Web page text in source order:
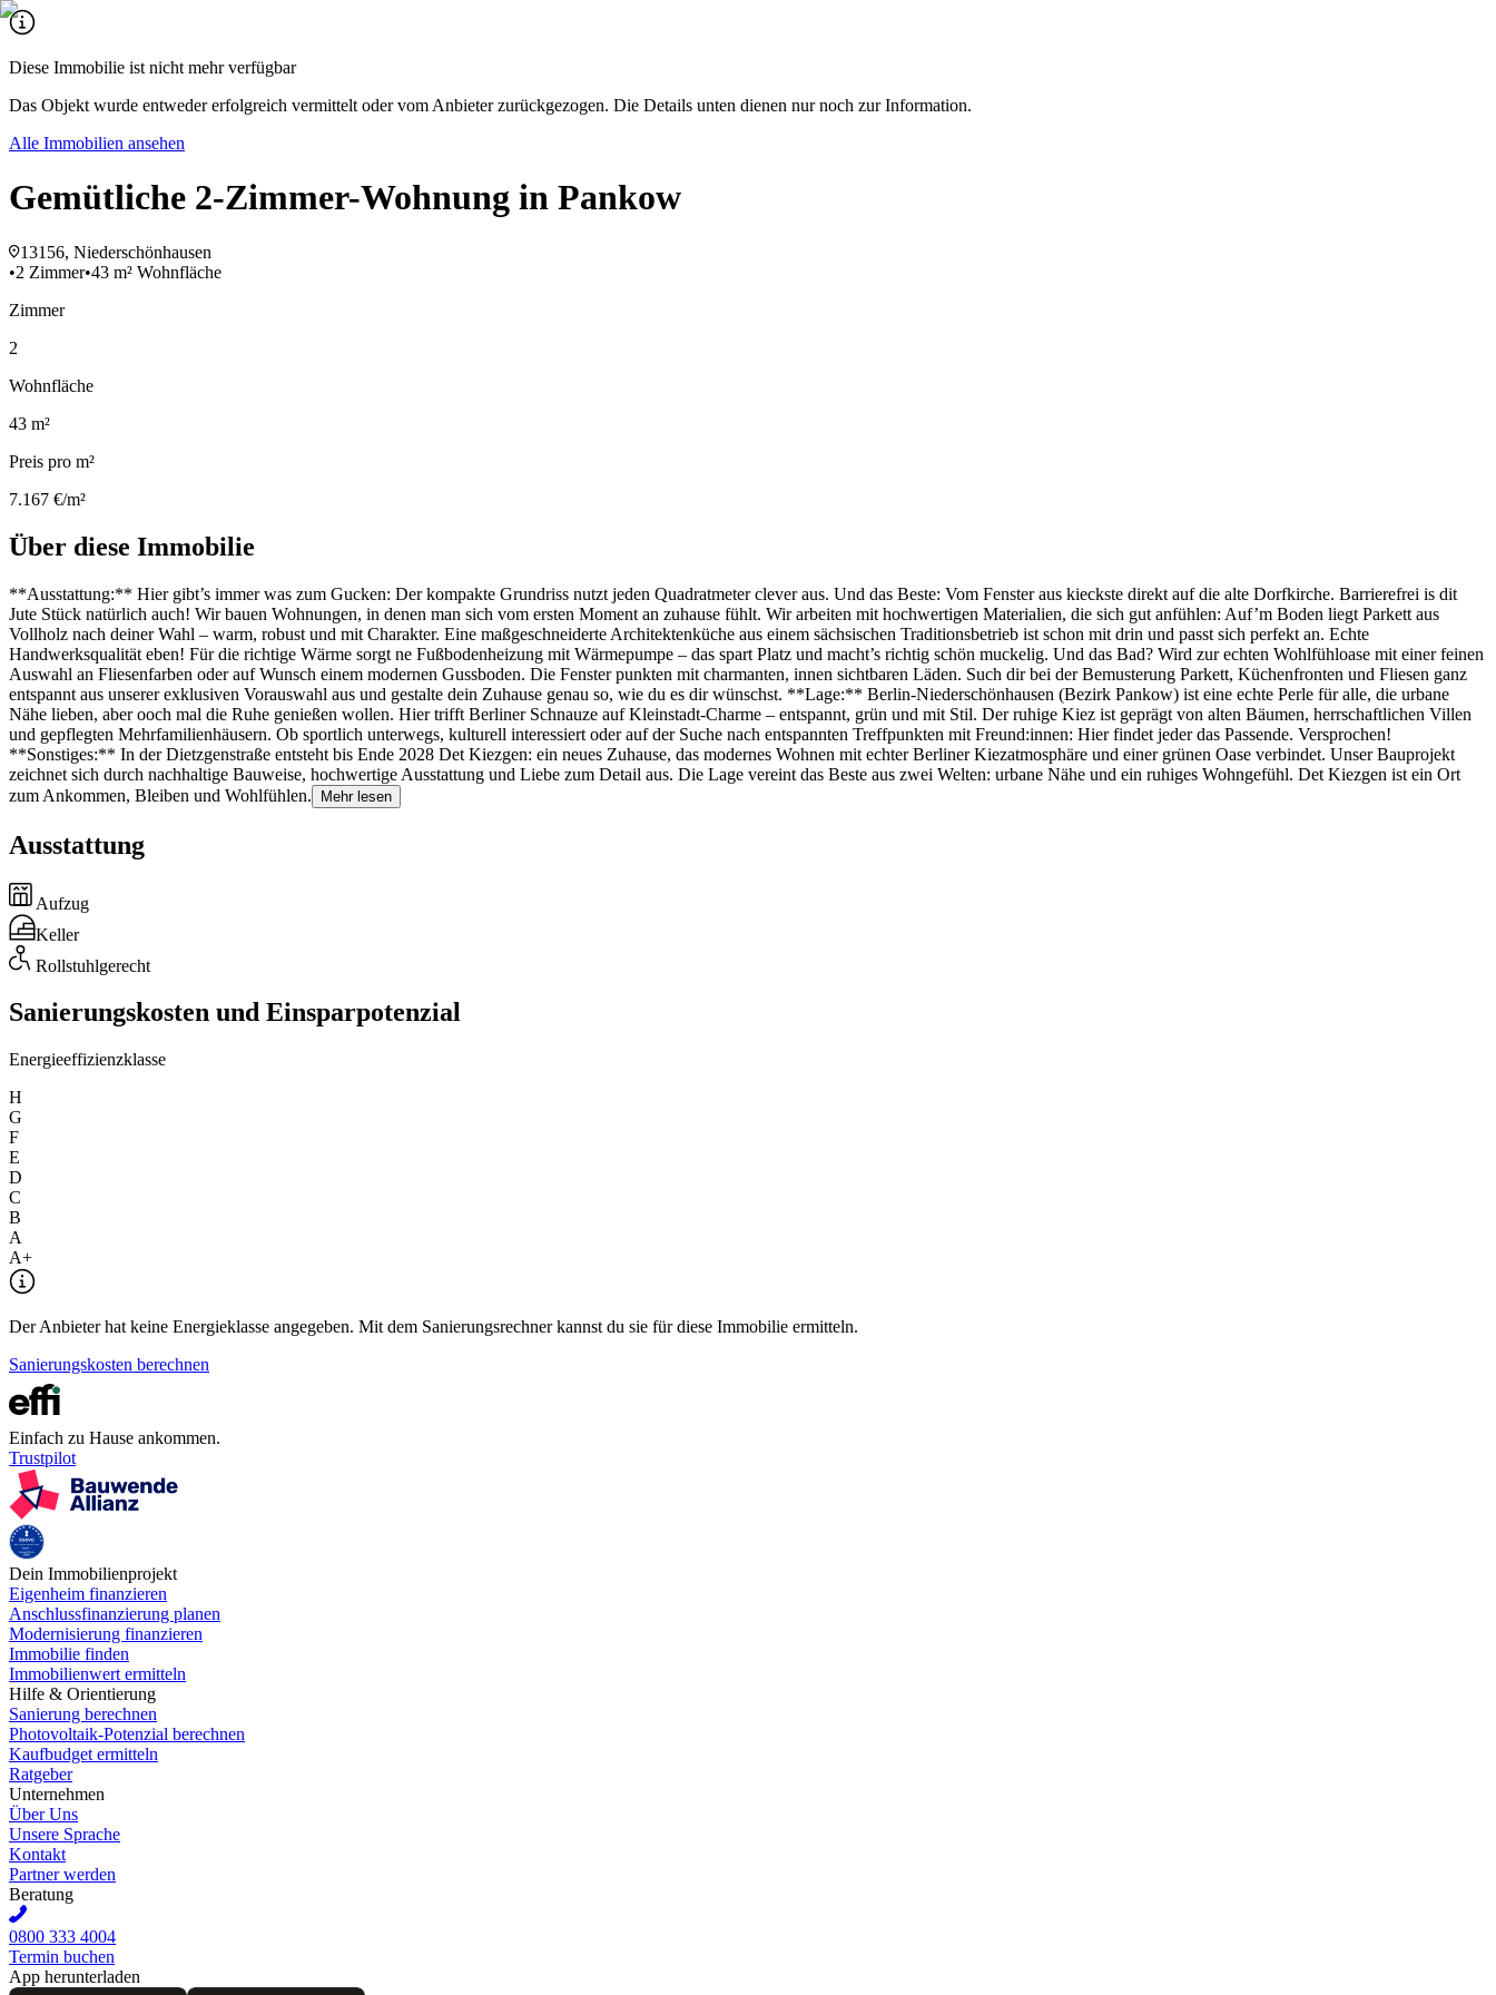
Diese Immobilie ist nicht mehr verfügbar
Das Objekt wurde entweder erfolgreich vermittelt oder vom Anbieter zurückgezogen. Die Details unten dienen nur noch zur Information.
Alle Immobilien ansehen
Gemütliche 2-Zimmer-Wohnung in Pankow
13156, Niederschönhausen
•2 Zimmer•43 m² Wohnfläche
Zimmer
2
Wohnfläche
43 m²
Preis pro m²
7.167 €/m²
Über diese Immobilie
**Ausstattung:** Hier gibt’s immer was zum Gucken: Der kompakte Grundriss nutzt jeden Quadratmeter clever aus. Und das Beste: Vom Fenster aus kieckste direkt auf die alte Dorfkirche. Barrierefrei is dit
Jute Stück natürlich auch! Wir bauen Wohnungen, in denen man sich vom ersten Moment an zuhause fühlt. Wir arbeiten mit hochwertigen Materialien, die sich gut anfühlen: Auf’m Boden liegt Parkett aus
Vollholz nach deiner Wahl – warm, robust und mit Charakter. Eine maßgeschneiderte Architektenküche aus einem sächsischen Traditionsbetrieb ist schon mit drin und passt sich perfekt an. Echte
Handwerksqualität eben! Für die richtige Wärme sorgt ne Fußbodenheizung mit Wärmepumpe – das spart Platz und macht’s richtig schön muckelig. Und das Bad? Wird zur echten Wohlfühloase mit einer feinen
Auswahl an Fliesenfarben oder auf Wunsch einem modernen Gussboden. Die Fenster punkten mit charmanten, innen sichtbaren Läden. Such dir bei der Bemusterung Parkett, Küchenfronten und Fliesen ganz
entspannt aus unserer exklusiven Vorauswahl aus und gestalte dein Zuhause genau so, wie du es dir wünschst. **Lage:** Berlin-Niederschönhausen (Bezirk Pankow) ist eine echte Perle für alle, die urbane
Nähe lieben, aber ooch mal die Ruhe genießen wollen. Hier trifft Berliner Schnauze auf Kleinstadt-Charme – entspannt, grün und mit Stil. Der ruhige Kiez ist geprägt von alten Bäumen, herrschaftlichen Villen
und gepflegten Mehrfamilienhäusern. Ob sportlich unterwegs, kulturell interessiert oder auf der Suche nach entspannten Treffpunkten mit Freund:innen: Hier findet jeder das Passende. Versprochen!
**Sonstiges:** In der Dietzgenstraße entsteht bis Ende 2028 Det Kiezgen: ein neues Zuhause, das modernes Wohnen mit echter Berliner Kiezatmosphäre und einer grünen Oase verbindet. Unser Bauprojekt
zeichnet sich durch nachhaltige Bauweise, hochwertige Ausstattung und Liebe zum Detail aus. Die Lage vereint das Beste aus zwei Welten: urbane Nähe und ein ruhiges Wohngefühl. Det Kiezgen ist ein Ort
zum Ankommen, Bleiben und Wohlfühlen.
Mehr lesen
Ausstattung
Aufzug
Keller
Rollstuhlgerecht
Sanierungskosten und Einsparpotenzial
Energieeffizienzklasse
H
G
F
E
D
C
B
A
A+
Der Anbieter hat keine Energieklasse angegeben. Mit dem Sanierungsrechner kannst du sie für diese Immobilie ermitteln.
Sanierungskosten berechnen
Einfach zu Hause ankommen.
Trustpilot
Dein Immobilienprojekt
Eigenheim finanzieren
Anschlussfinanzierung planen
Modernisierung finanzieren
Immobilie finden
Immobilienwert ermitteln
Hilfe & Orientierung
Sanierung berechnen
Photovoltaik-Potenzial berechnen
Kaufbudget ermitteln
Ratgeber
Unternehmen
Über Uns
Unsere Sprache
Kontakt
Partner werden
Beratung
0800 333 4004
Termin buchen
App herunterladen